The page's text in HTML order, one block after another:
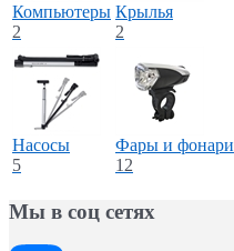
Компьютеры
2
Крылья
2
Насосы
5
Фары и фонари
12
Мы в соц сетях